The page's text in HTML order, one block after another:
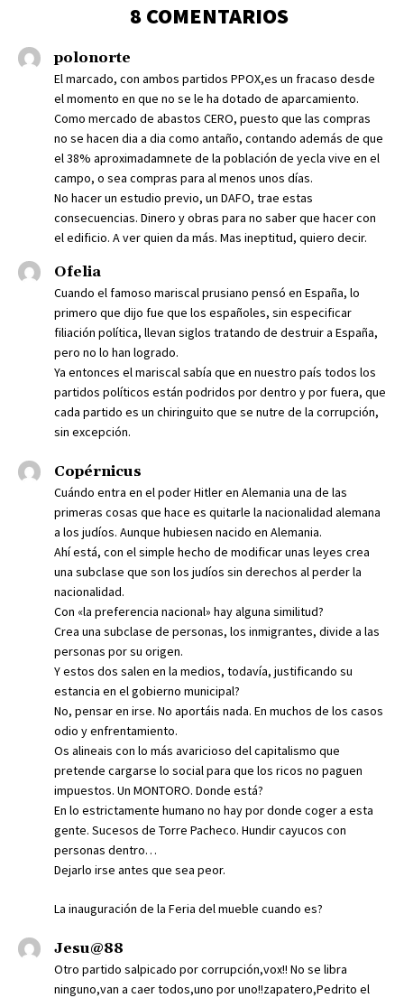
8 COMENTARIOS
polonorte
El marcado, con ambos partidos PPOX,es un fracaso desde
el momento en que no se le ha dotado de aparcamiento.
Como mercado de abastos CERO, puesto que las compras
no se hacen dia a dia como antaño, contando además de que
el 38% aproximadamnete de la población de yecla vive en el
campo, o sea compras para al menos unos días.
No hacer un estudio previo, un DAFO, trae estas
consecuencias. Dinero y obras para no saber que hacer con
el edificio. A ver quien da más. Mas ineptitud, quiero decir.
Ofelia
Cuando el famoso mariscal prusiano pensó en España, lo
primero que dijo fue que los españoles, sin especificar
filiación política, llevan siglos tratando de destruir a España,
pero no lo han logrado.
Ya entonces el mariscal sabía que en nuestro país todos los
partidos políticos están podridos por dentro y por fuera, que
cada partido es un chiringuito que se nutre de la corrupción,
sin excepción.
Copérnicus
Cuándo entra en el poder Hitler en Alemania una de las
primeras cosas que hace es quitarle la nacionalidad alemana
a los judíos. Aunque hubiesen nacido en Alemania.
Ahí está, con el simple hecho de modificar unas leyes crea
una subclase que son los judíos sin derechos al perder la
nacionalidad.
Con «la preferencia nacional» hay alguna similitud?
Crea una subclase de personas, los inmigrantes, divide a las
personas por su origen.
Y estos dos salen en la medios, todavía, justificando su
estancia en el gobierno municipal?
No, pensar en irse. No aportáis nada. En muchos de los casos
odio y enfrentamiento.
Os alineais con lo más avaricioso del capitalismo que
pretende cargarse lo social para que los ricos no paguen
impuestos. Un MONTORO. Donde está?
En lo estrictamente humano no hay por donde coger a esta
gente. Sucesos de Torre Pacheco. Hundir cayucos con
personas dentro…
Dejarlo irse antes que sea peor.
La inauguración de la Feria del mueble cuando es?
Jesu@88
Otro partido salpicado por corrupción,vox!! No se libra
ninguno,van a caer todos,uno por uno!!zapatero,Pedrito el